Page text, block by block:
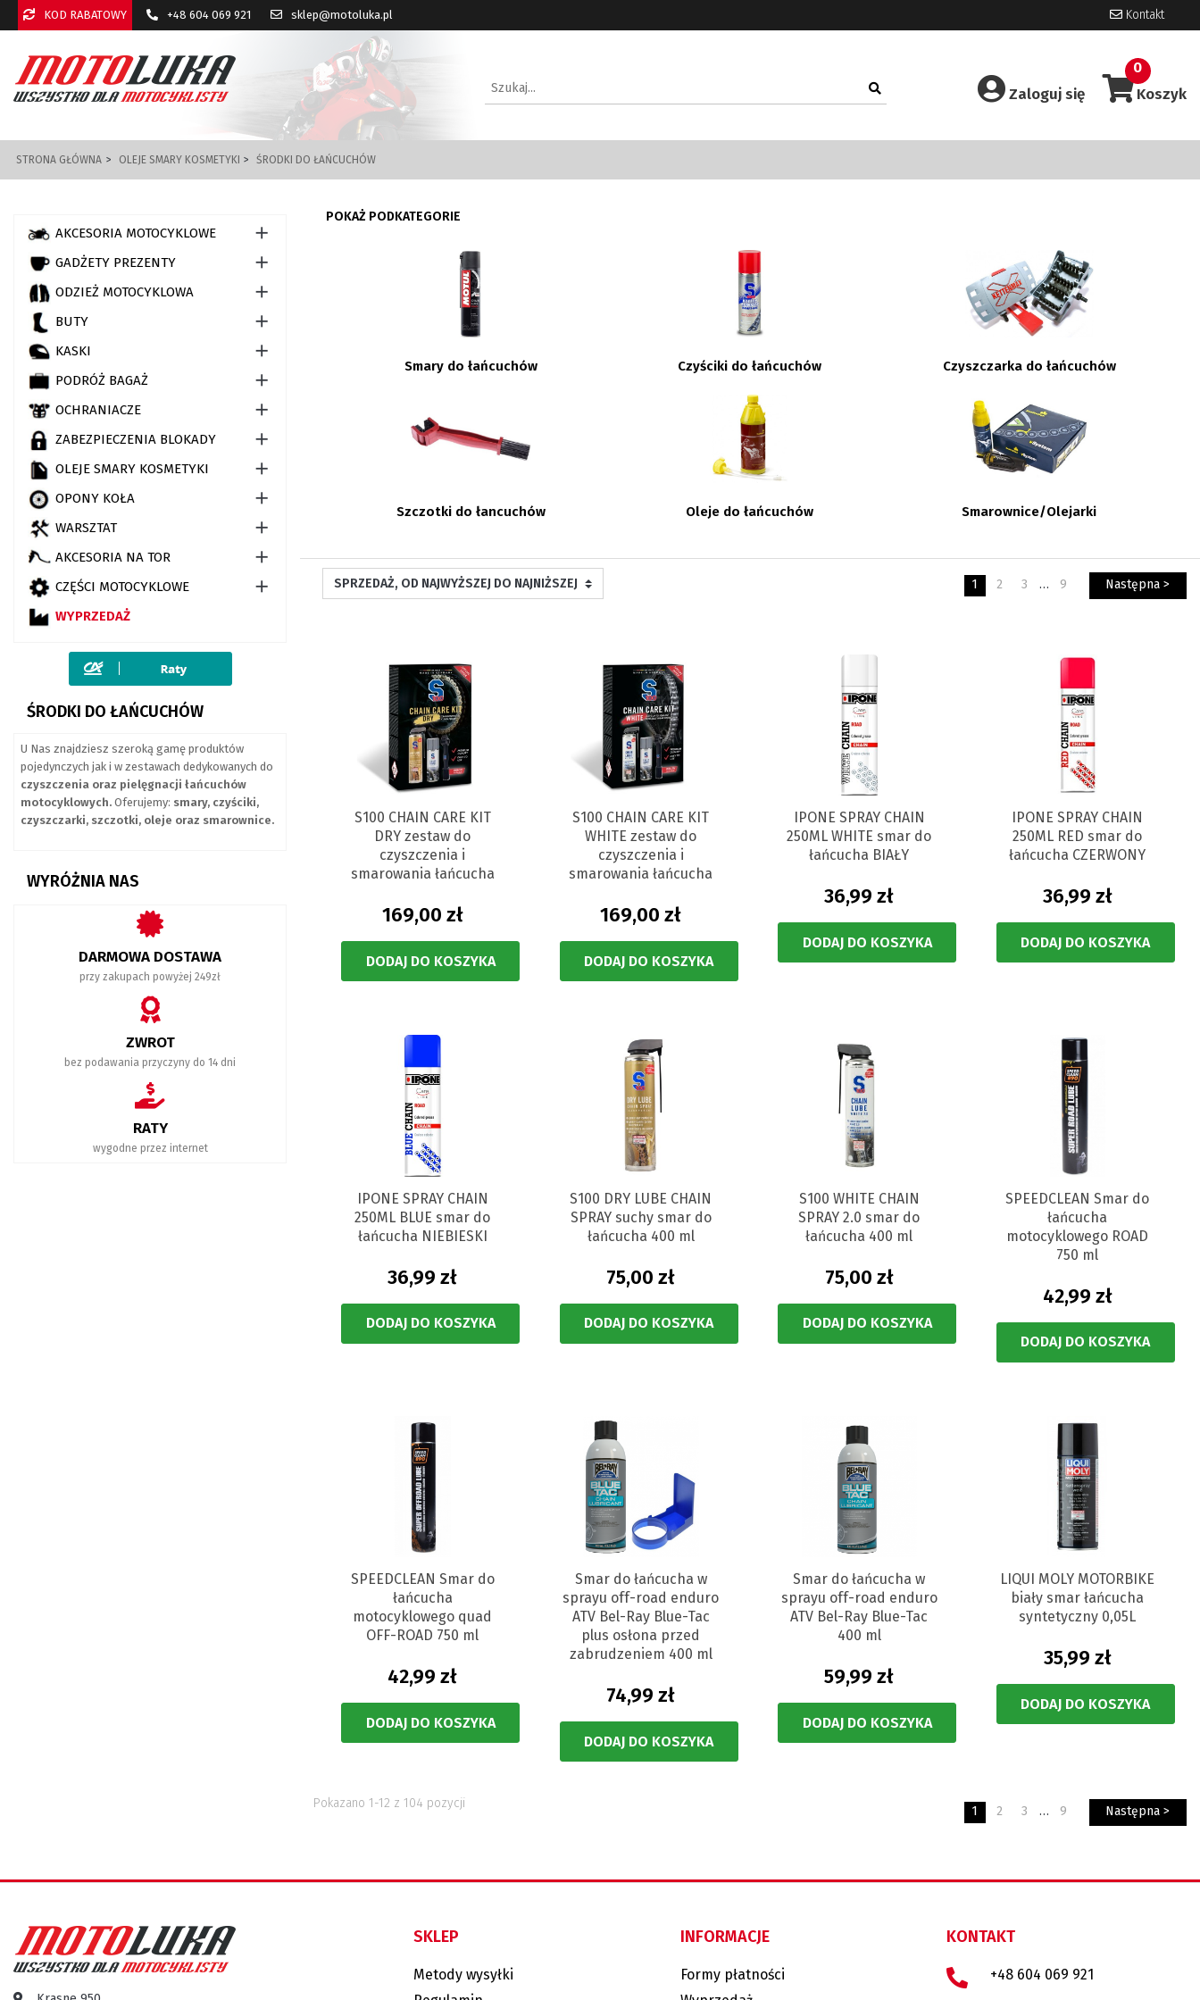
KOD RABATOWY +48 604 069 921 sklep@motoluka.pl Kontakt
Koszyk
0
Zaloguj się
STRONA GŁÓWNA OLEJE SMARY KOSMETYKI ŚRODKI DO ŁAŃCUCHÓW
AKCESORIA MOTOCYKLOWE 
GADŻETY PREZENTY 
ODZIEŻ MOTOCYKLOWA 
BUTY 
KASKI 
PODRÓŻ BAGAŻ 
OCHRANIACZE 
ZABEZPIECZENIA BLOKADY 
OLEJE SMARY KOSMETYKI 
OPONY KOŁA 
WARSZTAT 
AKCESORIA NA TOR 
CZĘŚCI MOTOCYKLOWE 
WYPRZEDAŻ
ŚRODKI DO ŁAŃCUCHÓW
U Nas znajdziesz szeroką gamę produktów
pojedynczych jak i w zestawach dedykowanych do
czyszczenia oraz pielęgnacji łańcuchów
motocyklowych. Oferujemy: smary, czyściki,
czyszczarki, szczotki, oleje oraz smarownice.
WYRÓŻNIA NAS
DARMOWA DOSTAWA
przy zakupach powyżej 249zł
ZWROT
bez podawania przyczyny do 14 dni
RATY
wygodne przez internet
POKAŻ PODKATEGORIE
Smary do łańcuchów Czyściki do łańcuchów Czyszczarka do łańcuchów
Szczotki do łancuchów Oleje do łańcuchów Smarownice/Olejarki
1 2 3 … 9 Następna >
S100 CHAIN CARE KIT
DRY zestaw do
czyszczenia i
smarowania łańcucha
169,00 zł
DODAJ DO KOSZYKA
S100 CHAIN CARE KIT
WHITE zestaw do
czyszczenia i
smarowania łańcucha
169,00 zł
DODAJ DO KOSZYKA
IPONE SPRAY CHAIN
250ML WHITE smar do
łańcucha BIAŁY
36,99 zł
DODAJ DO KOSZYKA
IPONE SPRAY CHAIN
250ML RED smar do
łańcucha CZERWONY
36,99 zł
DODAJ DO KOSZYKA
IPONE SPRAY CHAIN
250ML BLUE smar do
łańcucha NIEBIESKI
36,99 zł
DODAJ DO KOSZYKA
S100 DRY LUBE CHAIN
SPRAY suchy smar do
łańcucha 400 ml
75,00 zł
DODAJ DO KOSZYKA
S100 WHITE CHAIN
SPRAY 2.0 smar do
łańcucha 400 ml
75,00 zł
DODAJ DO KOSZYKA
SPEEDCLEAN Smar do
łańcucha
motocyklowego ROAD
750 ml
42,99 zł
DODAJ DO KOSZYKA
SPEEDCLEAN Smar do
łańcucha
motocyklowego quad
OFF-ROAD 750 ml
42,99 zł
DODAJ DO KOSZYKA
Smar do łańcucha w
sprayu off-road enduro
ATV Bel-Ray Blue-Tac
plus osłona przed
zabrudzeniem 400 ml
74,99 zł
DODAJ DO KOSZYKA
Smar do łańcucha w
sprayu off-road enduro
ATV Bel-Ray Blue-Tac
400 ml
59,99 zł
DODAJ DO KOSZYKA
LIQUI MOLY MOTORBIKE
biały smar łańcucha
syntetyczny 0,05L
35,99 zł
DODAJ DO KOSZYKA
Pokazano 1-12 z 104 pozycji
1 2 3 … 9 Następna >
SKLEP
Metody wysyłki
INFORMACJE
Formy płatności
KONTAKT
+48 604 069 921